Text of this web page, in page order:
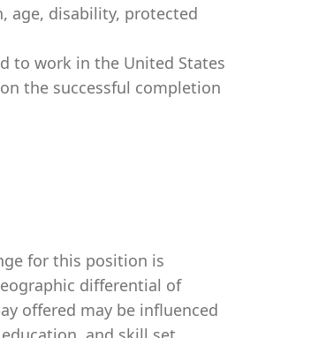
age, disability, protected
to work in the United States
the successful completion
for this position is
differential of
offered may be influenced